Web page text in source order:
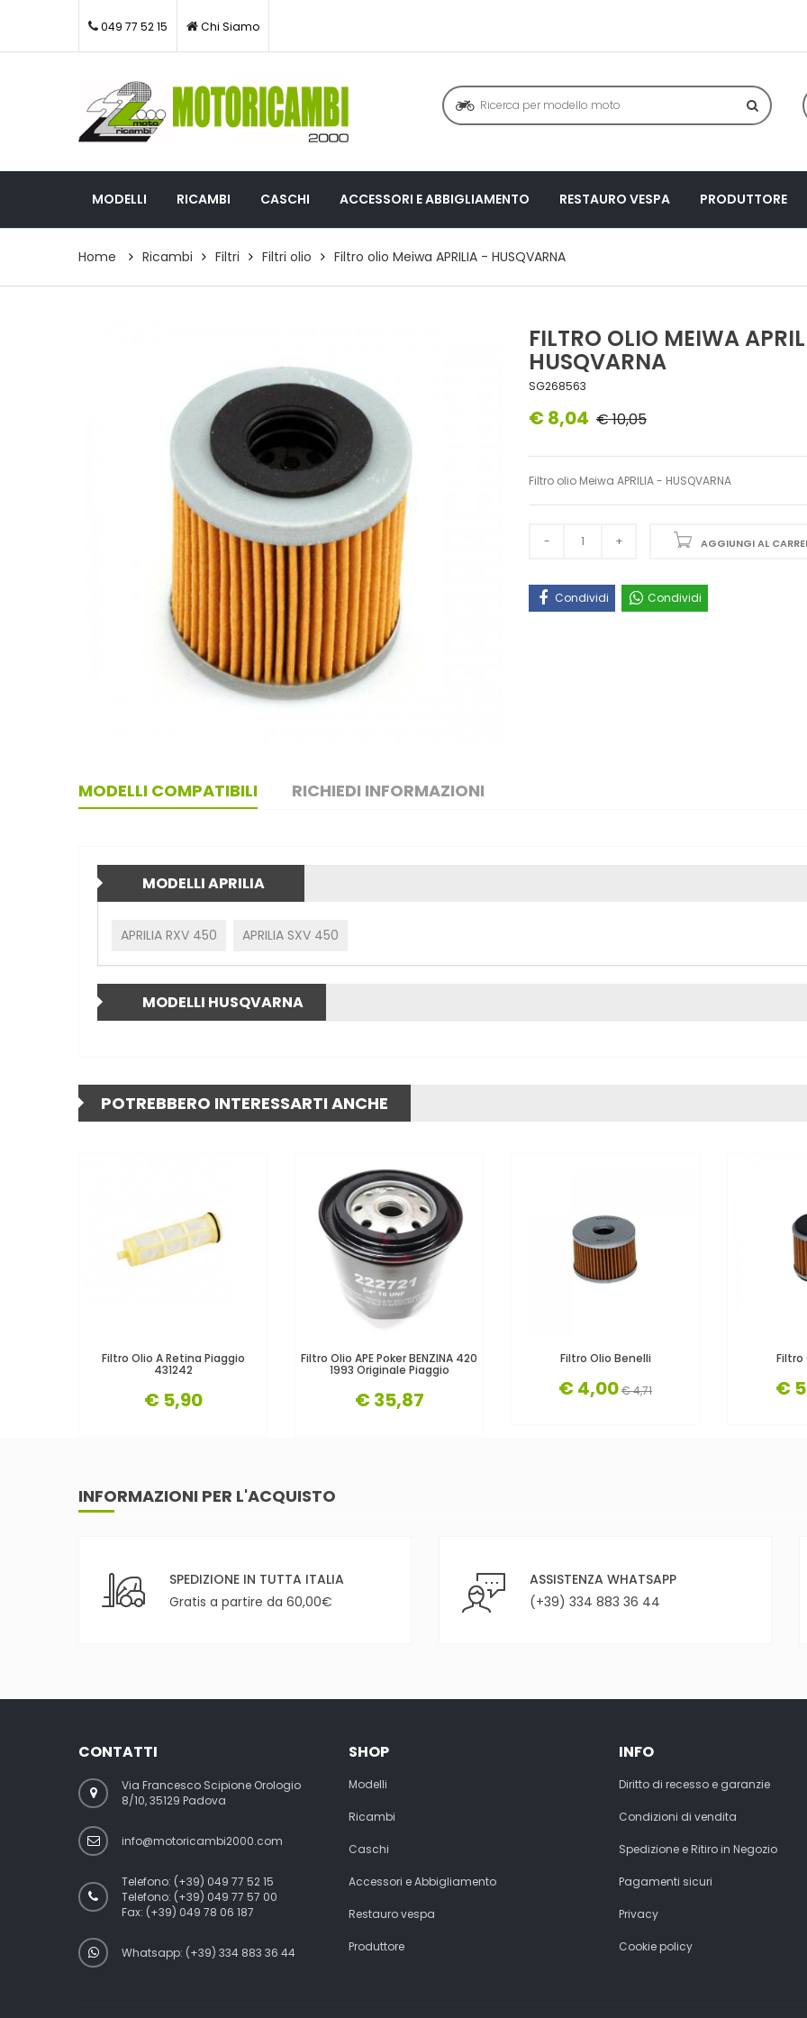
049 77 52 15 Chi Siamo
MODELLI RICAMBI CASCHI ACCESSORI E ABBIGLIAMENTO RESTAURO VESPA PRODUTTORE
Home Ricambi Filtri Filtri olio Filtro olio Meiwa APRILIA - HUSQVARNA
FILTRO OLIO MEIWA
HUSQVARNA
SG268563
€ 8,04 € 10,05
Filtro olio Meiwa APRILIA - HUSQVARNA
AGGIUNGI AL
Condividi Condividi
MODELLI COMPATIBILI RICHIEDI INFORMAZIONI
MODELLI APRILIA
APRILIA RXV 450 APRILIA SXV 450
MODELLI HUSQVARNA
POTREBBERO INTERESSARTI ANCHE
Filtro Olio A Retina Piaggio
431242
€ 5,90
Filtro Olio APE Poker BENZINA 420
1993 Originale Piaggio
€ 35,87
Filtro Olio Benelli
€ 4,00€ 4,71
Filtro
€
INFORMAZIONI PER L'ACQUISTO
SPEDIZIONE IN TUTTA ITALIA
Gratis a partire da 60,00€
ASSISTENZA WHATSAPP
(+39) 334 883 36 44
CONTATTI
Via Francesco Scipione Orologio
8/10, 35129 Padova
info@motoricambi2000.com
Telefono: (+39) 049 77 52 15
Telefono: (+39) 049 77 57 00
Fax: (+39) 049 78 06 187
Whatsapp: (+39) 334 883 36 44
SHOP
Modelli
Ricambi
Caschi
Accessori e Abbigliamento
Restauro vespa
Produttore
INFO
Diritto di recesso e garanzie
Condizioni di vendita
Spedizione e Ritiro in Negozio
Pagamenti sicuri
Privacy
Cookie policy